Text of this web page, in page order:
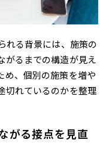
れる背景には、施策の
がるまでの構造が見え
め、個別の施策を増や
切れているのかを整理
がる接点を見直